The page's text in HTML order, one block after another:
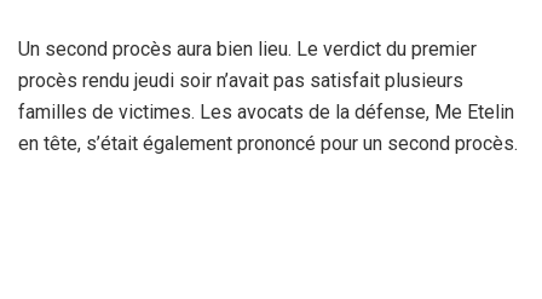
Un second procès aura bien lieu. Le verdict du premier
procès rendu jeudi soir n’avait pas satisfait plusieurs
familles de victimes. Les avocats de la défense, Me Etelin
en tête, s’était également prononcé pour un second procès.